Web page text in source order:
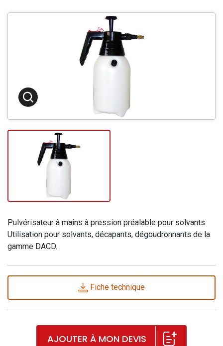
Pulvérisateur à mains à pression préalable pour solvants.
Utilisation pour solvants, décapants, dégoudronnants de la
gamme DACD.
Fiche technique
AJOUTER À MON DEVIS